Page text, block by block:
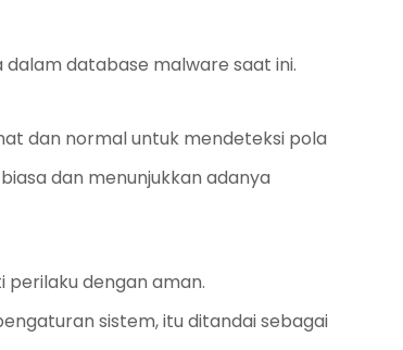
database malware saat ini.
dan normal untuk mendeteksi pola
dan menunjukkan adanya
dengan aman.
sistem, itu ditandai sebagai